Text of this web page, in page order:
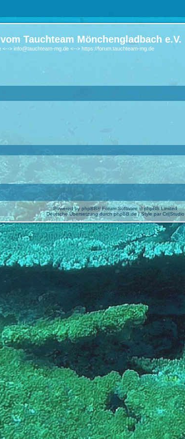
Tauchteam Mönchengladbach e.V.
<--> info@tauchteam-mg.de <--> https://forum.tauchteam-mg.de
Powered by phpBB® Forum Software © phpBB Limited
Deutsche Übersetzung durchphpBB.de| Style par Cri|Studio